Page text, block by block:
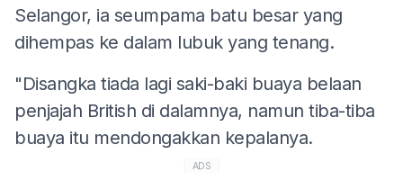
Selangor, ia seumpama batu besar yang
dihempas ke dalam lubuk yang tenang.
"Disangka tiada lagi saki-baki buaya belaan
penjajah British di dalamnya, namun tiba-tiba
buaya itu mendongakkan kepalanya.
ADS